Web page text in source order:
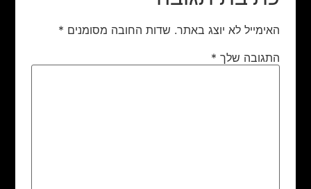
האימייל לא יוצג באתר. שדות החובה מסומנים *
התגובה שלך *